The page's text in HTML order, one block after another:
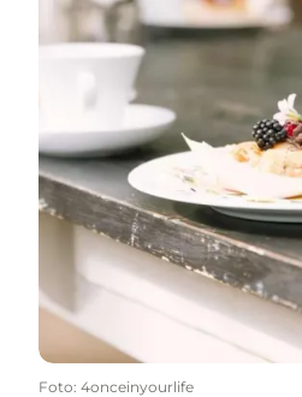
Foto: 4onceinyourlife